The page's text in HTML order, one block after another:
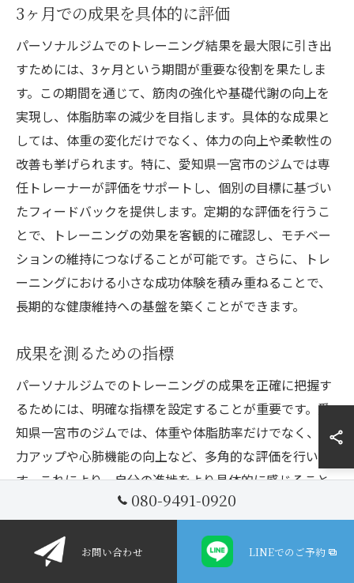
3ヶ月での成果を具体的に評価
パーソナルジムでのトレーニング結果を最大限に引き出
すためには、3ヶ月という期間が重要な役割を果たしま
す。この期間を通じて、筋肉の強化や基礎代謝の向上を
実現し、体脂肪率の減少を目指します。具体的な成果と
しては、体重の変化だけでなく、体力の向上や柔軟性の
改善も挙げられます。特に、愛知県一宮市のジムでは専
任トレーナーが評価をサポートし、個別の目標に基づい
たフィードバックを提供します。定期的な評価を行うこ
とで、トレーニングの効果を客観的に確認し、モチベー
ションの維持につなげることが可能です。さらに、トレ
ーニングにおける小さな成功体験を積み重ねることで、
長期的な健康維持への基盤を築くことができます。
成果を測るための指標
パーソナルジムでのトレーニングの成果を正確に把握す
るためには、明確な指標を設定することが重要です。愛
知県一宮市のジムでは、体重や体脂肪率だけでなく、筋
力アップや心肺機能の向上など、多角的な評価を行いま
す。これにより、自分の進捗をより具体的に感じること
ができます。また、目標に対する達成度を定期的に確認
ります。特に、3ヶ月という短期間での成果を実感するた
080-9491-0920
お問い合わせ LINEでのご予約